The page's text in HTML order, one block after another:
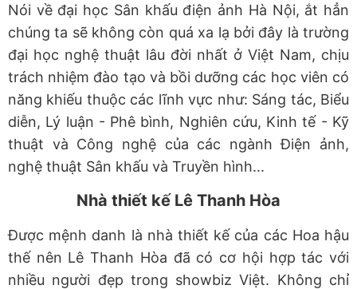
Nói về đại học Sân khấu điện ảnh Hà Nội, ắt hẳn
chúng ta sẽ không còn quá xa lạ bởi đây là trường
đại học nghệ thuật lâu đời nhất ở Việt Nam, chịu
trách nhiệm đào tạo và bồi dưỡng các học viên có
năng khiếu thuộc các lĩnh vực như: Sáng tác, Biểu
diễn, Lý luận - Phê bình, Nghiên cứu, Kinh tế - Kỹ
thuật và Công nghệ của các ngành Điện ảnh,
nghệ thuật Sân khấu và Truyền hình...
Nhà thiết kế Lê Thanh Hòa
Được mệnh danh là nhà thiết kế của các Hoa hậu
thế nên Lê Thanh Hòa đã có cơ hội hợp tác với
nhiều người đẹp trong showbiz Việt. Không chỉ